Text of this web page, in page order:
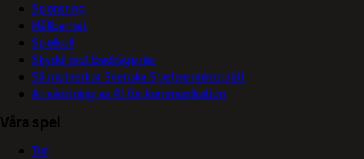
Sponsring
Hållbarhet
Spelkoll
Skydd mot bedrägerier
Så motverkar Svenska Spel penningtvätt
Användning av AI för kommunikation
Våra spel
Tur